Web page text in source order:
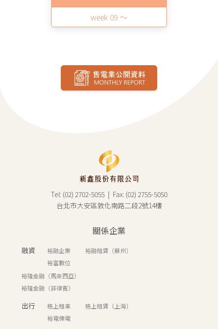
week 09 ～
Tel: (02) 2702-5055 | Fax: (02) 2755-5050
台北市大安區敦化南路二段2號14樓
關係企業
融資
裕融企業
裕富數位
裕融租賃（蘇州）
裕隆金融（馬來西亞）
裕隆金融（菲律賓）
出行
格上租車
裕電俥電
格上租賃（上海）